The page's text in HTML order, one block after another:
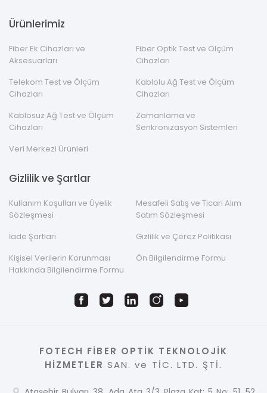
Ürünlerimiz
Fiber Ek Cihazları ve
Aksesuarları
Fiber Optik Test ve Ölçüm
Cihazları
Telekom Test ve Ölçüm
Cihazları
Kablolu Ağ Test ve Ölçüm
Cihazları
Kablosuz Ağ Test ve Ölçüm
Cihazları
Zamanlama ve
Senkronizasyon Sistemleri
Veri Merkezi Ürünleri
Gizlilik ve Şartlar
Kullanım Koşulları ve Üyelik
Sözleşmesi
Mesafeli Satış ve Ticari Alım
Satım Sözleşmesi
İade Şartları
Gizlilik ve Çerez Politikası
Kişisel Verilerin Korunması
Hakkında Bilgilendirme Formu
Ön Bilgilendirme Formu
FOTECH FİBER OPTİK TEKNOLOJİK
HİZMETLER SAN. ve TİC. LTD. ŞTİ.